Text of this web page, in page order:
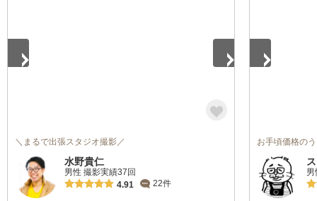
＼まるで出張スタジオ撮影／
水野貴仁
男性 撮影実績37回
4.91
22件
お手頃価格の